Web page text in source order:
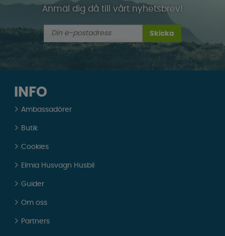
Anmäl dig då till vårt nyhetsbrev!
Skicka
INFO
Ambassadörer
Butik
Cookies
Elmia Husvagn Husbil
Guider
Om oss
Partners